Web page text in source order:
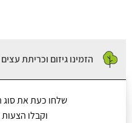
הזמינו גיזום וכריתת
שלחו כעת את סוג
וקבלו